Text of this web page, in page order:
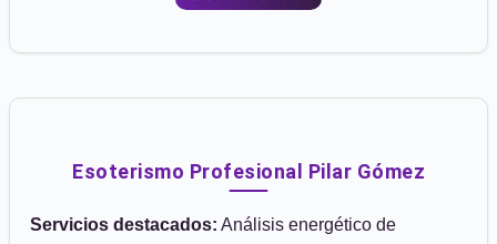
Esoterismo Profesional Pilar Gómez
Servicios destacados: Análisis energético de